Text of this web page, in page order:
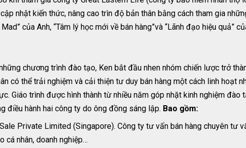
nhật kiến thức, nâng cao trìn độ bản thân bằng cách tham gia
của Anh, “Tâm lý học mới về bán hàng”và “Lãnh đạo hiệu quả”
chương trình đào tạo, Ken bắt đầu nhen nhóm chiến lược trở
có thể trải nghiệm và cải thiện tư duy bán hàng một cách linh
Giáo trình được hình thành từ nhiều năm góp nhặt kinh nghiệm đào
điều hành hai công ty do ông đồng sáng lập. Bao gồm:
Private Limited (Singapore). Công ty tư vấn bán hàng chuyên tư
cá nhân, doanh nghiệp…